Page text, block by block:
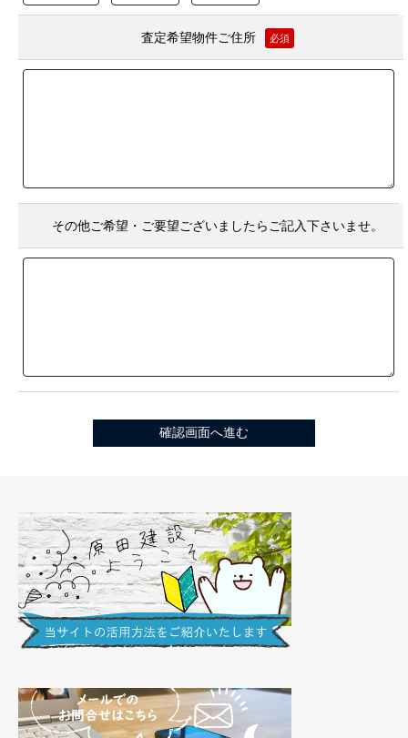
査定希望物件ご住所 必須
その他ご希望・ご要望ございましたらご記入下さいませ。